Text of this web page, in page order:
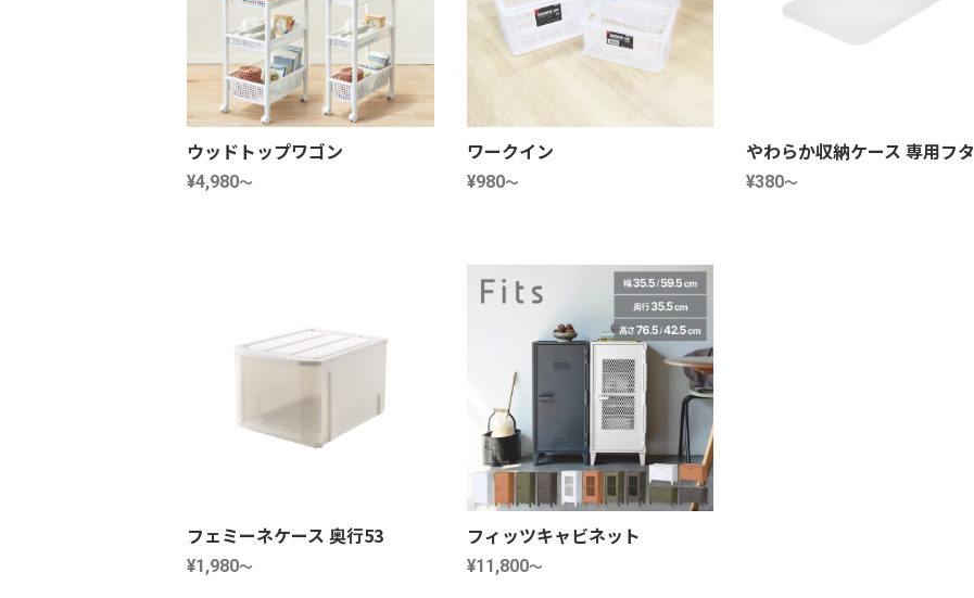
ウッドトップワゴン
¥4,980～
ワークイン
¥980～
やわらか収納ケース 専用フタ
¥380～
フェミーネケース 奥行53
¥1,980～
フィッツキャビネット
¥11,800～